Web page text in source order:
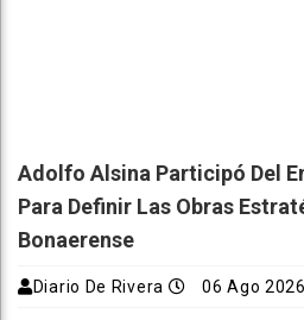
Adolfo Alsina Participó Del
Para Definir Las Obras
Bonaerense
Diario De Rivera 06 Ago 2026